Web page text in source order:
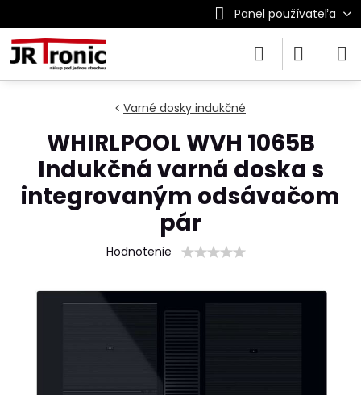
Panel používateľa
Varné dosky indukčné
WHIRLPOOL WVH 1065B
Indukčná varná doska s
integrovaným odsávačom
pár
Hodnotenie